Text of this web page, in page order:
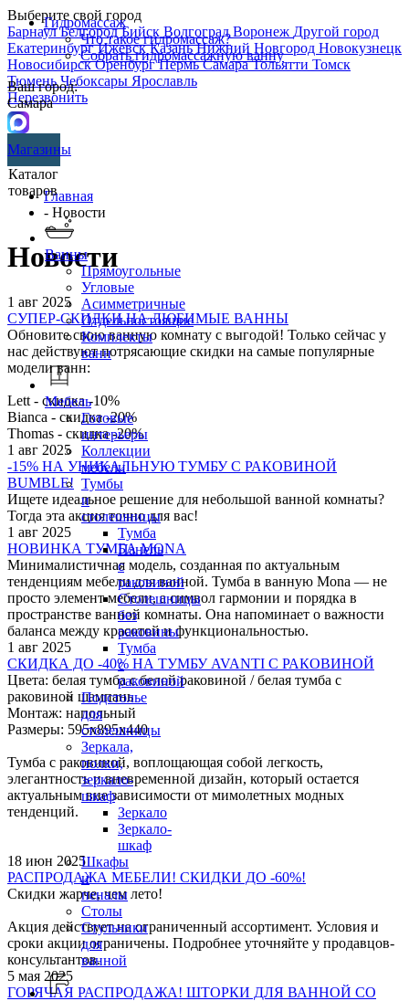
Выберите свой город
БарнаулБелгородБийск ВолгоградВоронеж Другой город
ЕкатеринбургИжевскКазаньНижний Новгород Новокузнецк
НовосибирскОренбургПермьСамараТольятти Томск
ТюменьЧебоксары Ярославль
Перезвонить
Гидромассаж
Что такое гидромассаж?
Собрать гидромассажную ванну
Ваш город:
Самара
Магазины
Каталог
товаров
Ванны
Прямоугольные
Угловые
Асимметричные
Отдельностоящие
Комплекты
ванн
Мебель
Готовые
интерьеры
Коллекции
мебели
Тумбы
и
столешницы
Тумба
Панель
с
раковиной
Столешницы
без
раковины
Тумба
с
раковиной
Подстолье
для
столешницы
Зеркала,
полки,
зеркало-
шкаф
Зеркало
Зеркало-
шкаф
Шкафы
и
пеналы
Столы
Стульчики
для
ванной
Главная
- Новости
Новости
1 авг 2025
СУПЕР-СКИДКИ НА ЛЮБИМЫЕ ВАННЫ
Обновите свою ванную комнату с выгодой! Только сейчас у
нас действуют потрясающие скидки на самые популярные
модели ванн:
Lett - скидка -10%
Bianca - скидка -20%
Thomas - скидка -20%
1 авг 2025
-15% НА УНИКАЛЬНУЮ ТУМБУ С РАКОВИНОЙ
BUMBLE!
Ищете идеальное решение для небольшой ванной комнаты?
Тогда эта акция точно для вас!
1 авг 2025
НОВИНКА ТУМБА MONA
Минималистичная модель, созданная по актуальным
тенденциям мебели для ванной. Тумба в ванную Monа — не
просто элемент мебели, а символ гармонии и порядка в
пространстве ванной комнаты. Она напоминает о важности
баланса между красотой и функциональностью.
1 авг 2025
СКИДКА ДО -40% НА ТУМБУ AVANTI С РАКОВИНОЙ
Цвета: белая тумба с белой раковиной / белая тумба с
раковиной шампань
Монтаж: напольный
Размеры: 595х895х440
Тумба с раковиной, воплощающая собой легкость,
элегантность и вневременной дизайн, который остается
актуальным вне зависимости от мимолетных модных
тенденций.
18 июн 2025
РАСПРОДАЖА МЕБЕЛИ! СКИДКИ ДО -60%!
Скидки жарче, чем лето!
Акция действует на ограниченный ассортимент. Условия и
сроки акции ограничены. Подробнее уточняйте у продавцов-
консультантов.
5 мая 2025
ГОРЯЧАЯ РАСПРОДАЖА! ШТОРКИ ДЛЯ ВАННОЙ СО